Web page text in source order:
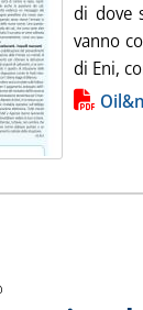
di dove
vanno
di Eni,
alla